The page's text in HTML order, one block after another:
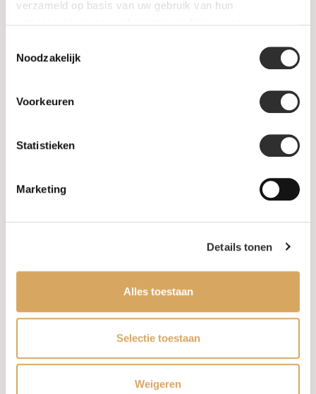
verzameld op basis van uw gebruik van hun
Noodzakelijk
Voorkeuren
Statistieken
Marketing
Details tonen
Alles toestaan
Selectie toestaan
Weigeren
Informatie
Leveringsvoorwaarden
Privacy Policy